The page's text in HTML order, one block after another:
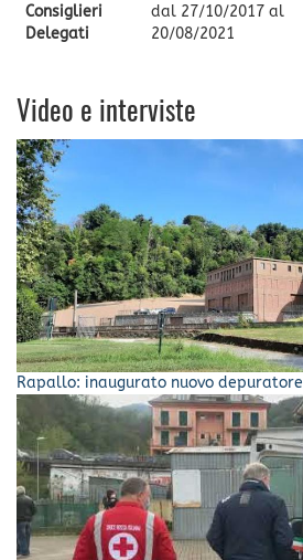
Consiglieri
Delegati
dal 27/10/2017 al
20/08/2021
Video e interviste
Rapallo: inaugurato nuovo depuratore